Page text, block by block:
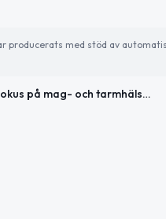
producerats med stöd av
Fokus på mag- och tarmhälsa – och halloumi på menyn idag